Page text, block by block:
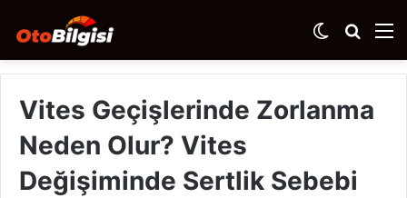
Arama
yap
Dış
görünümü
Vites Geçişlerinde Zorlanma
Neden Olur? Vites
Değişiminde Sertlik Sebebi